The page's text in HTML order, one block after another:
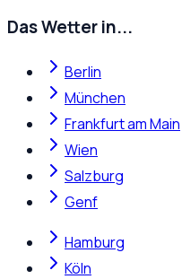
Das Wetter in...
Berlin
München
Frankfurt am Main
Wien
Salzburg
Genf
Hamburg
Köln